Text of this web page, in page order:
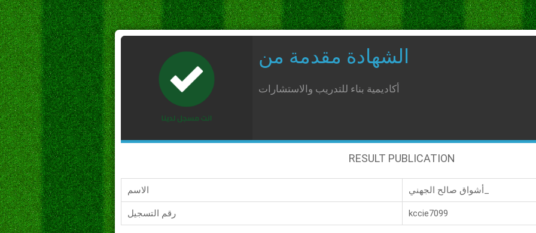
الشهادة مقدمة من
أكاديمية بناء للتدريب والاستشارات
RESULT PUBLICATION
الاسم
رقم التسجيل kccie7099